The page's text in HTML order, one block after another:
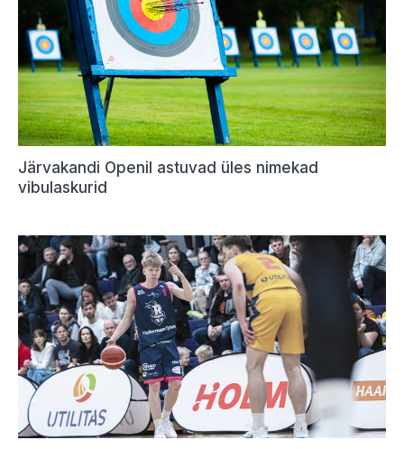
Järvakandi Openil astuvad üles nimekad
vibulaskurid